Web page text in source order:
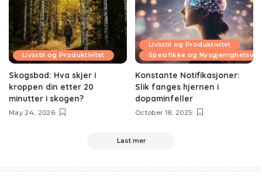
Livsstil og Produktivitet
Skogsbad: Hva skjer i
kroppen din etter 20
minutter i skogen?
May 24, 2026
Livsstil og Produktivitet
Spesifikke og
Konstante Notifikasjoner:
Slik fanges hjernen i
dopaminfeller
October 18, 2025
Last mer